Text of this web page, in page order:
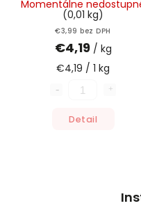
Španielsko
Portugalsko
Momentálne
(0,01 kg)
€3,99 bez DPH
€4,19 / kg
€4,19 / 1 kg
Detail